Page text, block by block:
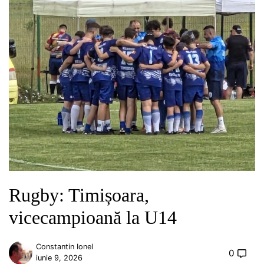
Rugby: Timișoara,
vicecampioană la U14
Constantin Ionel
iunie 9, 2026
0